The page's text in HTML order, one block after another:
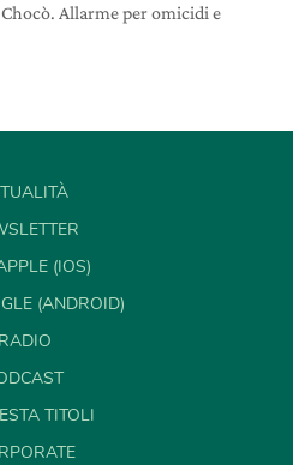
Allarme per omicidi e
(IOS)
(ANDROID)
RADIO
TITOLI